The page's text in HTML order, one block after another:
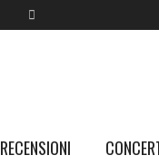
RECENSIONI